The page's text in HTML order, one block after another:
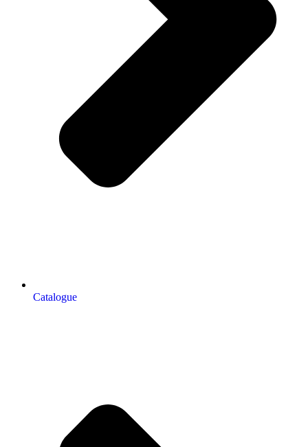
Catalogue